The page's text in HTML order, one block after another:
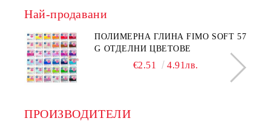
Най-продавани
ПОЛИМЕРНА ГЛИНА FIMO SOFT 57
G ОТДЕЛНИ ЦВЕТОВЕ
€2.51 4.91лв.
ПРОИЗВОДИТЕЛИ